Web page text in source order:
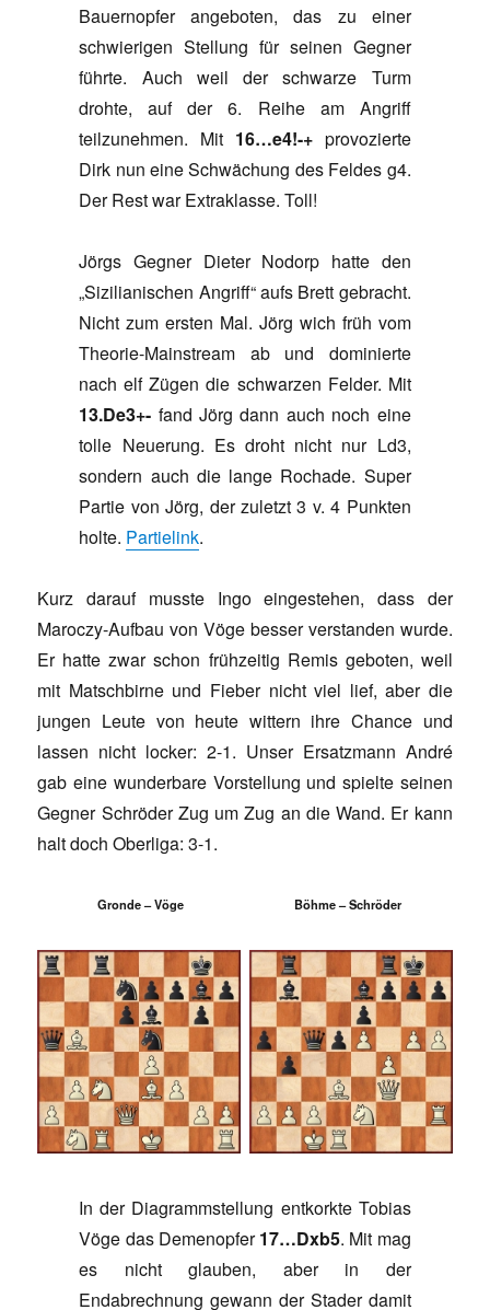
Bauernopfer angeboten, das zu einer
schwierigen Stellung für seinen Gegner
führte. Auch weil der schwarze Turm
drohte, auf der 6. Reihe am Angriff
teilzunehmen. Mit 16…e4!-+provozierte
Dirk nun eine Schwächung des Feldes g4.
Der Rest war Extraklasse. Toll!
Jörgs Gegner Dieter Nodorp hatte den
„Sizilianischen Angriff“ aufs Brett gebracht.
Nicht zum ersten Mal. Jörg wich früh vom
Theorie-Mainstream ab und dominierte
nach elf Zügen die schwarzen Felder. Mit
13.De3+- fand Jörg dann auch noch eine
tolle Neuerung. Es droht nicht nur Ld3,
sondern auch die lange Rochade. Super
Partie von Jörg, der zuletzt 3 v. 4 Punkten
holte. Partielink.
Kurz darauf musste Ingo eingestehen, dass der
Maroczy-Aufbau von Vöge besser verstanden wurde.
Er hatte zwar schon frühzeitig Remis geboten, weil
mit Matschbirne und Fieber nicht viel lief, aber die
jungen Leute von heute wittern ihre Chance und
lassen nicht locker: 2-1. Unser Ersatzmann André
gab eine wunderbare Vorstellung und spielte seinen
Gegner Schröder Zug um Zug an die Wand. Er kann
halt doch Oberliga: 3-1.
Gronde – Vöge Böhme – Schröder
In der Diagrammstellung entkorkte Tobias
Vöge das Demenopfer17…Dxb5. Mit mag
es nicht glauben, aber in der
Endabrechnung gewann der Stader damit